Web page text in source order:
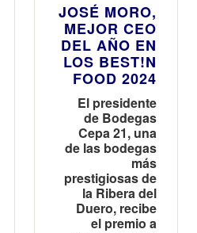
JOSÉ MORO,
MEJOR CEO
DEL AÑO EN
LOS BEST!N
FOOD 2024
El presidente
de Bodegas
Cepa 21, una
de las bodegas
más
prestigiosas de
la Ribera del
Duero, recibe
el premio a